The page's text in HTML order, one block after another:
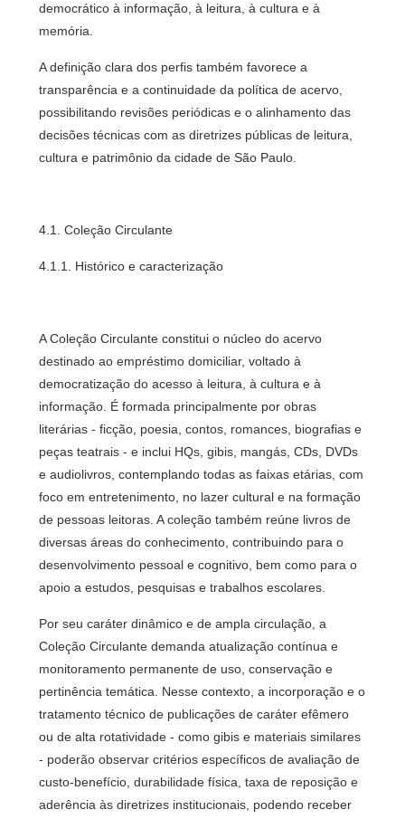
democrático à informação, à leitura, à cultura e à
memória.
A definição clara dos perfis também favorece a
transparência e a continuidade da política de acervo,
possibilitando revisões periódicas e o alinhamento das
decisões técnicas com as diretrizes públicas de leitura,
cultura e patrimônio da cidade de São Paulo.
4.1. Coleção Circulante
4.1.1. Histórico e caracterização
A Coleção Circulante constitui o núcleo do acervo
destinado ao empréstimo domiciliar, voltado à
democratização do acesso à leitura, à cultura e à
informação. É formada principalmente por obras
literárias - ficção, poesia, contos, romances, biografias e
peças teatrais - e inclui HQs, gibis, mangás, CDs, DVDs
e audiolivros, contemplando todas as faixas etárias, com
foco em entretenimento, no lazer cultural e na formação
de pessoas leitoras. A coleção também reúne livros de
diversas áreas do conhecimento, contribuindo para o
desenvolvimento pessoal e cognitivo, bem como para o
apoio a estudos, pesquisas e trabalhos escolares.
Por seu caráter dinâmico e de ampla circulação, a
Coleção Circulante demanda atualização contínua e
monitoramento permanente de uso, conservação e
pertinência temática. Nesse contexto, a incorporação e o
tratamento técnico de publicações de caráter efêmero
ou de alta rotatividade - como gibis e materiais similares
- poderão observar critérios específicos de avaliação de
custo-benefício, durabilidade física, taxa de reposição e
aderência às diretrizes institucionais, podendo receber